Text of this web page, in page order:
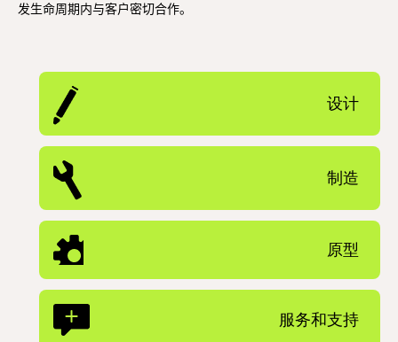
发生命周期内与客户密切合作。
设计
制造
原型
服务和支持